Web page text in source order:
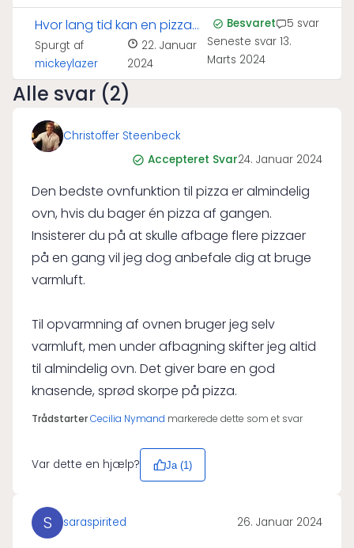
Hvor lang tid kan en pizza
holde sig?
Spurgt af
mickeylazer
22. Januar
2024
Besvaret
5 svar
Seneste svar 13.
Marts 2024
Alle svar (2)
Christoffer Steenbeck
Accepteret Svar24. Januar 2024
Den bedste ovnfunktion til pizza er almindelig
ovn, hvis du bager én pizza af gangen.
Insisterer du på at skulle afbage flere pizzaer
på en gang vil jeg dog anbefale dig at bruge
varmluft.
Til opvarmning af ovnen bruger jeg selv
varmluft, men under afbagning skifter jeg altid
til almindelig ovn. Det giver bare en god
knasende, sprød skorpe på pizza.
TrådstarterCecilia Nymand markerede dette som et svar
Var dette en hjælp? Ja (1)
S saraspirited 26. Januar 2024